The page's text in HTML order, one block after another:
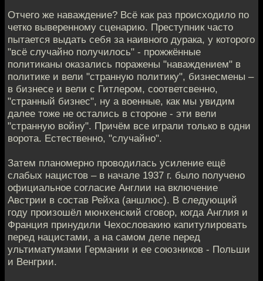
Отчего же наваждение? Всё как раз происходило по
четко выверенному сценарию. Преступник часто
пытается выдать себя за наивного дурака, у которого
"всё случайно получилось" - прожжённые
политиканы оказались поражены "наваждением" в
политике и вели "странную политику", бизнесмены –
в бизнесе и вели с Гитлером, соответсвенно,
"странный бизнес", ну а военные, как мы увидим
далее тоже не остались в стороне - эти вели
"странную войну". Причём все играли только в одни
ворота. Естественно, "случайно".
Затем планомерно проводилась усиление ещё
слабых нацистов – в начале 1937 г. было получено
официальное согласие Англии на включение
Австрии в состав Рейха (аншлюс). В следующий
году произошёл мюнхенский сговор, когда Англия и
Франция принудили Чехословакию капитулировать
перед нацистами, а на самом деле перед
ультиматумами Германии и ее союзников - Польши
и Венгрии.